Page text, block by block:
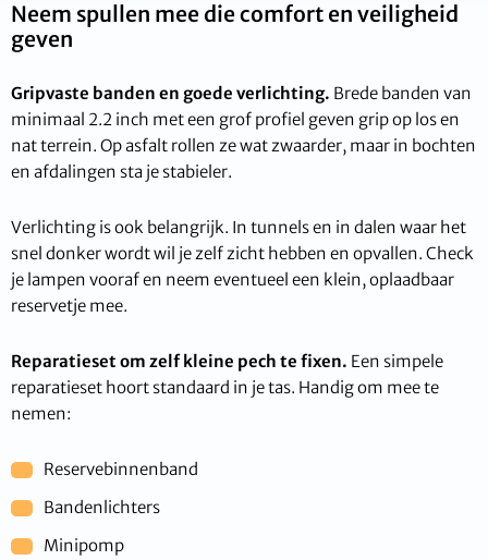
Neem spullen mee die comfort en veiligheid
geven
Gripvaste banden en goede verlichting. Brede banden van
minimaal 2.2 inch met een grof profiel geven grip op los en
nat terrein. Op asfalt rollen ze wat zwaarder, maar in bochten
en afdalingen sta je stabieler.
Verlichting is ook belangrijk. In tunnels en in dalen waar het
snel donker wordt wil je zelf zicht hebben en opvallen. Check
je lampen vooraf en neem eventueel een klein, oplaadbaar
reservetje mee.
Reparatieset om zelf kleine pech te fixen. Een simpele
reparatieset hoort standaard in je tas. Handig om mee te
nemen:
Reservebinnenband
Bandenlichters
Minipomp